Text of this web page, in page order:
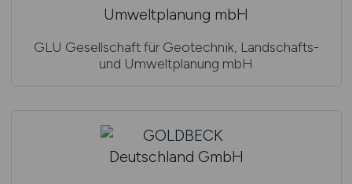
GLU Gesellschaft für Geotechnik, Landschafts-
und Umweltplanung mbH